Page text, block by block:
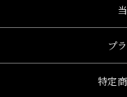
プ
特定